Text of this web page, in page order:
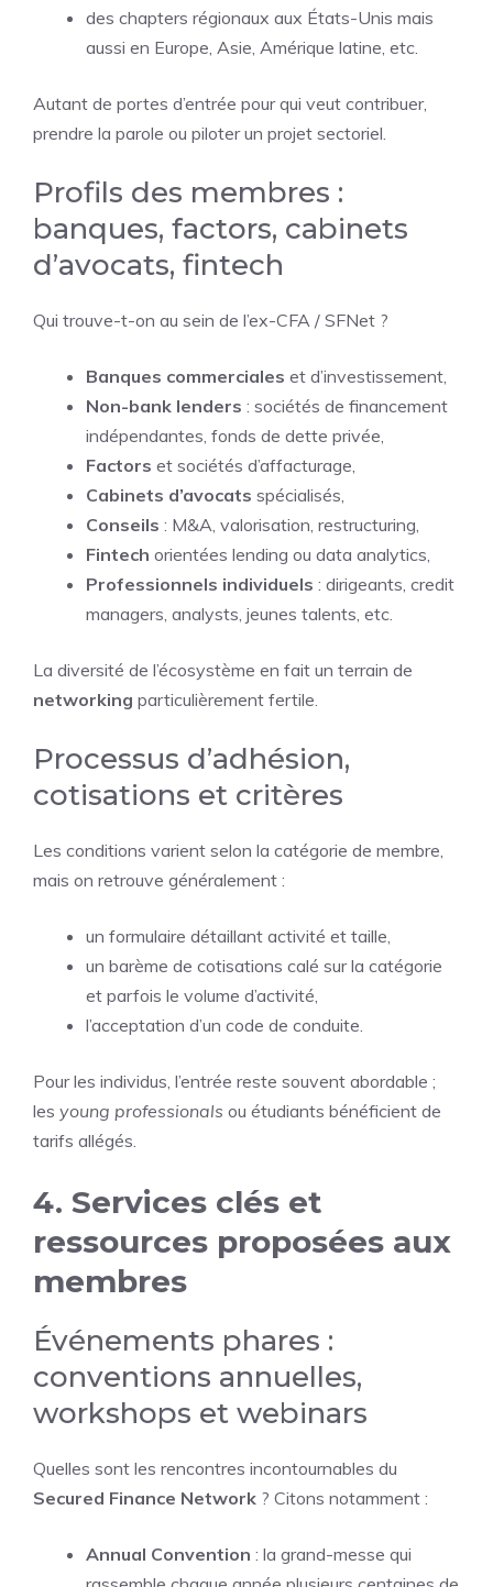
des chapters régionaux aux États-Unis mais
aussi en Europe, Asie, Amérique latine, etc.
Autant de portes d’entrée pour qui veut contribuer,
prendre la parole ou piloter un projet sectoriel.
Profils des membres :
banques, factors, cabinets
d’avocats, fintech
Qui trouve-t-on au sein de l’ex-CFA / SFNet ?
Banques commerciales et d’investissement,
Non-bank lenders : sociétés de financement
indépendantes, fonds de dette privée,
Factors et sociétés d’affacturage,
Cabinets d’avocats spécialisés,
Conseils : M&A, valorisation, restructuring,
Fintech orientées lending ou data analytics,
Professionnels individuels : dirigeants, credit
managers, analysts, jeunes talents, etc.
La diversité de l’écosystème en fait un terrain de
networking particulièrement fertile.
Processus d’adhésion,
cotisations et critères
Les conditions varient selon la catégorie de membre,
mais on retrouve généralement :
un formulaire détaillant activité et taille,
un barème de cotisations calé sur la catégorie
et parfois le volume d’activité,
l’acceptation d’un code de conduite.
Pour les individus, l’entrée reste souvent abordable ;
les young professionals ou étudiants bénéficient de
tarifs allégés.
4. Services clés et
ressources proposées aux
membres
Événements phares :
conventions annuelles,
workshops et webinars
Quelles sont les rencontres incontournables du
Secured Finance Network ? Citons notamment :
Annual Convention : la grand-messe qui